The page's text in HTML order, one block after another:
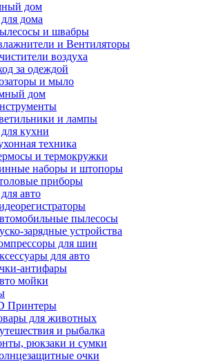
дом
дома
и швабры
и Вентиляторы
воздуха
за одеждой
и мыло
дом
и лампы
кухни
техника
и термокружки
наборы и штопоры
приборы
авто
пылесосы
зарядные устройства
для шин
для авто
антифары
мойки
Принтеры
для животных
и рыбалка
рюкзаки и сумки
очки